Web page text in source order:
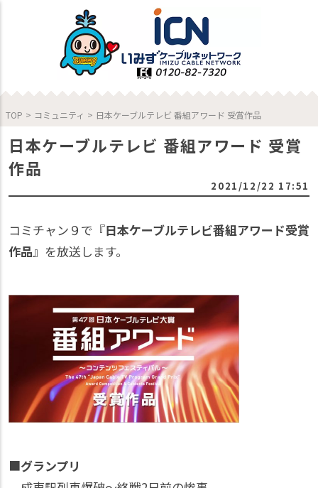
TOP > コミュニティ > 日本ケーブルテレビ 番組アワード 受賞作品
日本ケーブルテレビ 番組アワード 受賞
作品
2021/12/22 17:51
コミチャン９で『日本ケーブルテレビ番組アワード受賞
作品』を放送します。
■グランプリ